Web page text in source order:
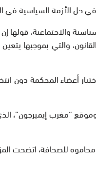
حل الأزمة السياسية في
على إلغاء قاعدة التسلسل المنصوص
المحكمة دون
“مغرب إيميرجون”،
للصحافة،